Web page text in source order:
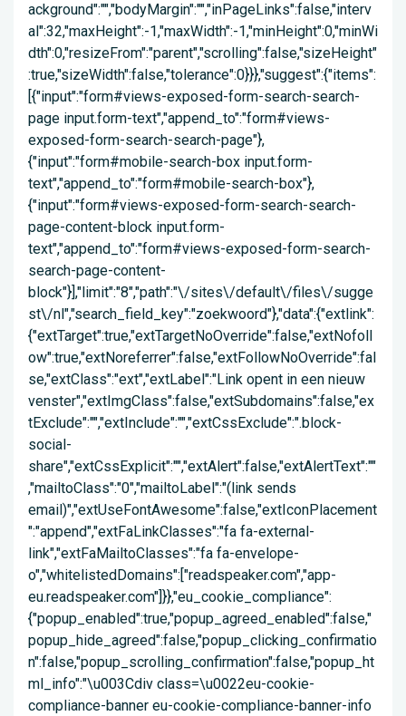
ackground":"","bodyMargin":"","inPageLinks":false,"interv
al":32,"maxHeight":-1,"maxWidth":-1,"minHeight":0,"minWi
dth":0,"resizeFrom":"parent","scrolling":false,"sizeHeight"
:true,"sizeWidth":false,"tolerance":0}}},"suggest":{"items":
[{"input":"form#views-exposed-form-search-search-
page input.form-text","append_to":"form#views-
exposed-form-search-search-page"},
{"input":"form#mobile-search-box input.form-
text","append_to":"form#mobile-search-box"},
{"input":"form#views-exposed-form-search-search-
page-content-block input.form-
text","append_to":"form#views-exposed-form-search-
search-page-content-
block"}],"limit":"8","path":"\/sites\/default\/files\/sugge
st\/nl","search_field_key":"zoekwoord"},"data":{"extlink":
{"extTarget":true,"extTargetNoOverride":false,"extNofoll
ow":true,"extNoreferrer":false,"extFollowNoOverride":fal
se,"extClass":"ext","extLabel":"Link opent in een nieuw
venster","extImgClass":false,"extSubdomains":false,"ex
tExclude":"","extInclude":"","extCssExclude":".block-
social-
share","extCssExplicit":"","extAlert":false,"extAlertText":""
,"mailtoClass":"0","mailtoLabel":"(link sends
email)","extUseFontAwesome":false,"extIconPlacement
":"append","extFaLinkClasses":"fa fa-external-
link","extFaMailtoClasses":"fa fa-envelope-
o","whitelistedDomains":["readspeaker.com","app-
eu.readspeaker.com"]}},"eu_cookie_compliance":
{"popup_enabled":true,"popup_agreed_enabled":false,"
popup_hide_agreed":false,"popup_clicking_confirmatio
n":false,"popup_scrolling_confirmation":false,"popup_ht
ml_info":"\u003Cdiv class=\u0022eu-cookie-
compliance-banner eu-cookie-compliance-banner-info